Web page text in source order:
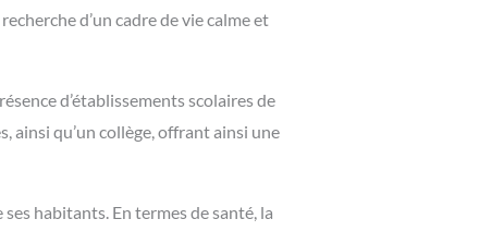
d’un cadre de vie calme et
d’établissements scolaires de
ainsi qu’un collège, offrant ainsi une
habitants. En termes de santé, la